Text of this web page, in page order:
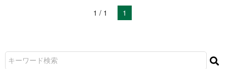
1 / 1 1